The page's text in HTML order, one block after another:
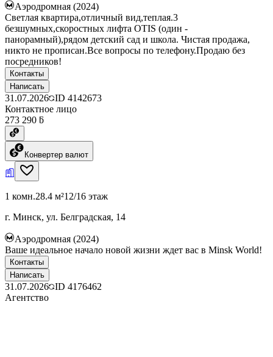
Аэродромная (2024)
Светлая квартира,отличный вид,теплая.3
безшумных,скоростных лифта OTIS (один -
панорамный),рядом детский сад и школа. Чистая продажа,
никто не прописан.Все вопросы по телефону.Продаю без
посредников!
Контакты
Написать
31.07.2026 ID 4142673
Контактное лицо
273 290 ƃ
Конвертер валют
1 комн.28.4 м²12/16 этаж
г. Минск, ул. Белградская, 14
Аэродромная (2024)
Ваше идеальное начало новой жизни ждет вас в Minsk World!
Контакты
Написать
31.07.2026 ID 4176462
Агентство